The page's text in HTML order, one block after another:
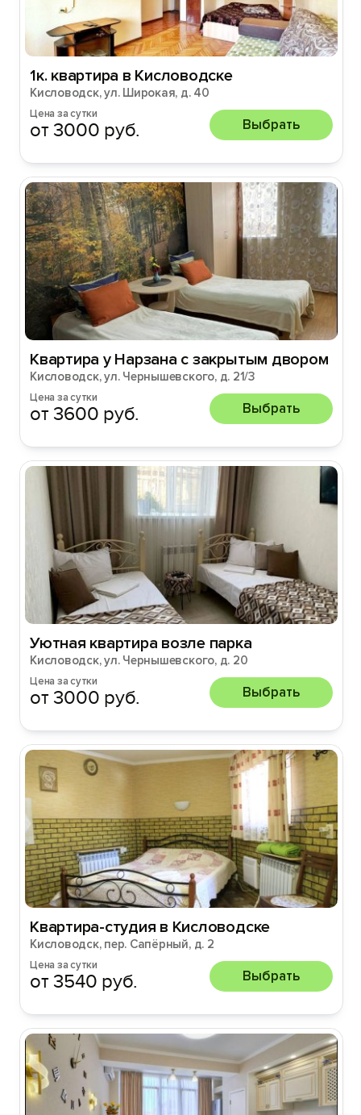
1к. квартира в Кисловодске
Кисловодск, ул. Широкая, д. 40
Цена за сутки
от 3000 руб. Выбрать
Квартира у Нарзана с закрытым двором
Кисловодск, ул. Чернышевского, д. 21/3
Цена за сутки
от 3600 руб. Выбрать
Уютная квартира возле парка
Кисловодск, ул. Чернышевского, д. 20
Цена за сутки
от 3000 руб. Выбрать
Квартира-студия в Кисловодске
Кисловодск, пер. Сапёрный, д. 2
Цена за сутки
от 3540 руб. Выбрать